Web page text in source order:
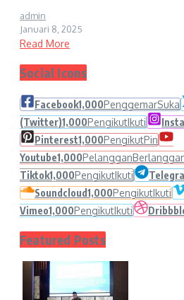
admin
Januari 8, 2025
Read More
Social Icons
Facebook1,000PenggemarSuka
(Twitter)1,000PengikutIkuti
Pinterest1,000PengikutPin
Youtube1,000Pelanggan
Tiktok1,000PengikutIkuti
Soundcloud1,000PengikutIkuti
Vimeo1,000PengikutIkuti
Featured Posts